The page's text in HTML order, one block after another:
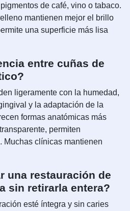
de café, vino o tabaco.
mantienen mejor el brillo
una superficie más lisa
entre cuñas de
ligeramente con la humedad,
y la adaptación de la
formas anatómicas más
permiten
Muchas clínicas mantienen
una restauración de
sin retirarla entera?
esté íntegra y sin caries